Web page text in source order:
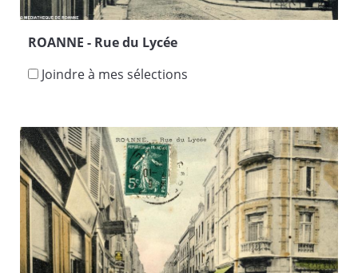
ROANNE - Rue du Lycée
Joindre à mes sélections